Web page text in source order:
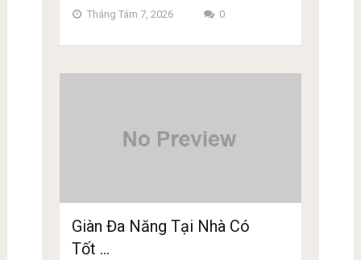
Tháng Tám 7, 2026 0
Giàn Đa Năng Tại Nhà Có
Tốt …